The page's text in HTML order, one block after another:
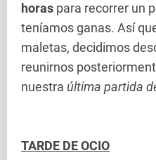
horas para recorrer un
teníamos ganas. Así
maletas, decidimos
reunirnos
nuestra última partida
TARDE DE OCIO